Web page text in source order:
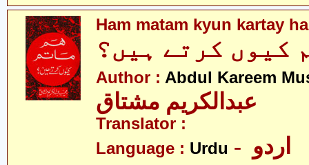
Ham matam kyun kartay
کیوں کرتے ہیں؟
Author : Abdul Kareem
عبدالکریم مشتاق
Translator :
Language : Urdu